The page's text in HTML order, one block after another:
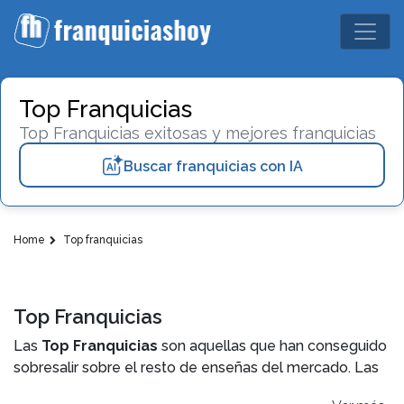
Top Franquicias
Top Franquicias exitosas y mejores franquicias
Buscar franquicias con IA
Home Top franquicias
Top Franquicias
Las Top Franquicias son aquellas que han conseguido
sobresalir sobre el resto de enseñas del mercado. Las